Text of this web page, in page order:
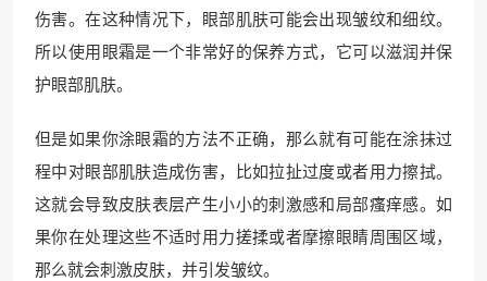
伤害。在这种情况下，眼部肌肤可能会出现皱纹和细纹。
所以使用眼霜是一个非常好的保养方式，它可以滋润并保
护眼部肌肤。
但是如果你涂眼霜的方法不正确，那么就有可能在涂抹过
程中对眼部肌肤造成伤害，比如拉扯过度或者用力擦拭。
这就会导致皮肤表层产生小小的刺激感和局部瘙痒感。如
果你在处理这些不适时用力搓揉或者摩擦眼睛周围区域，
那么就会刺激皮肤，并引发皱纹。